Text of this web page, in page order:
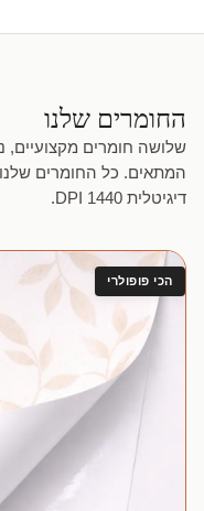
החומרים שלנו
שלושה חומרים
המתאים. כל החומרים
דיגיטלית 1440 DPI.
הכי פופולרי